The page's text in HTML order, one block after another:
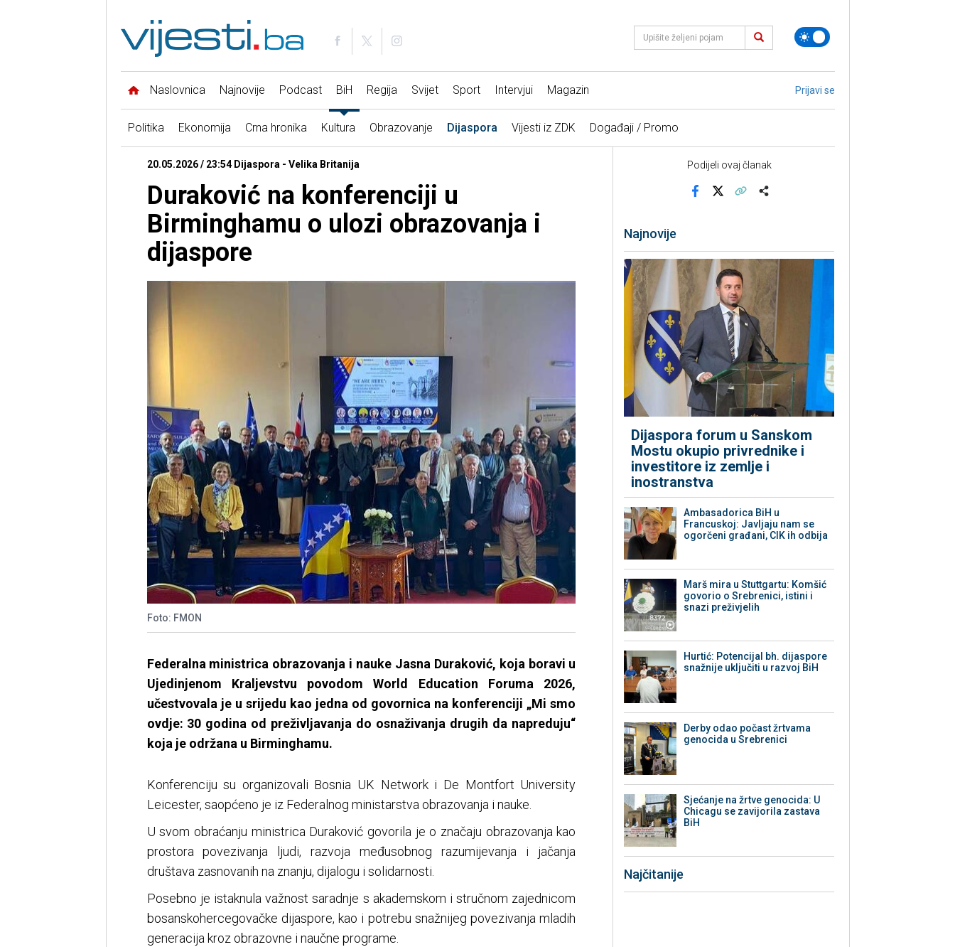
Naslovnica Najnovije Podcast BiH Regija Svijet Sport Intervjui Magazin Prijavi se
Politika Ekonomija Crna hronika Kultura Obrazovanje Dijaspora Vijesti iz ZDK Događaji / Promo
20.05.2026 / 23:54 Dijaspora - Velika Britanija
Duraković na konferenciji u
Birminghamu o ulozi obrazovanja i
dijaspore
Foto: FMON
Federalna ministrica obrazovanja i nauke Jasna Duraković, koja boravi u
Ujedinjenom Kraljevstvu povodom World Education Foruma 2026,
učestvovala je u srijedu kao jedna od govornica na konferenciji „Mi smo
ovdje: 30 godina od preživljavanja do osnaživanja drugih da napreduju“
koja je održana u Birminghamu.
Konferenciju su organizovali Bosnia UK Network i De Montfort University
Leicester, saopćeno je iz Federalnog ministarstva obrazovanja i nauke.
U svom obraćanju ministrica Duraković govorila je o značaju obrazovanja kao
prostora povezivanja ljudi, razvoja međusobnog razumijevanja i jačanja
društava zasnovanih na znanju, dijalogu i solidarnosti.
Posebno je istaknula važnost saradnje s akademskom i stručnom zajednicom
bosanskohercegovačke dijaspore, kao i potrebu snažnijeg povezivanja mladih
generacija kroz obrazovne i naučne programe.
Podijeli ovaj članak
Najnovije
Dijaspora forum u Sanskom
Mostu okupio privrednike i
investitore iz zemlje i
inostranstva
Ambasadorica BiH u
Francuskoj: Javljaju nam se
ogorčeni građani, CIK ih odbija
Marš mira u Stuttgartu: Komšić
govorio o Srebrenici, istini i
snazi preživjelih
Hurtić: Potencijal bh. dijaspore
snažnije uključiti u razvoj BiH
Derby odao počast žrtvama
genocida u Srebrenici
Sjećanje na žrtve genocida: U
Chicagu se zavijorila zastava
BiH
Najčitanije